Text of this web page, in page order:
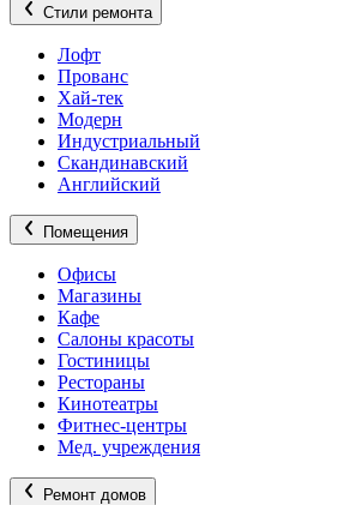
Стили ремонта
Лофт
Прованс
Хай-тек
Модерн
Индустриальный
Скандинавский
Английский
Помещения
Офисы
Магазины
Кафе
Салоны красоты
Гостиницы
Рестораны
Кинотеатры
Фитнес-центры
Мед. учреждения
Ремонт домов